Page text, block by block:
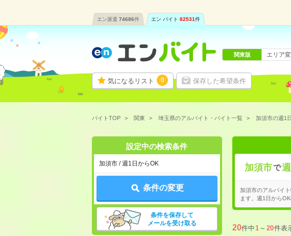
エン派遣 74686件 エン バイト 82531件
気になるリスト 0 保存した希望条件
関東版 エリア
バイトTOP 関東 埼玉県のアルバイト・バイト一覧 加須市の週1
設定中の検索条件
加須市 / 週1日からOK
条件の変更
条件を保存して
メールを受け取る
加須市で
加須市のアルバイト
ます。週1日からOK
20件中1～20件表